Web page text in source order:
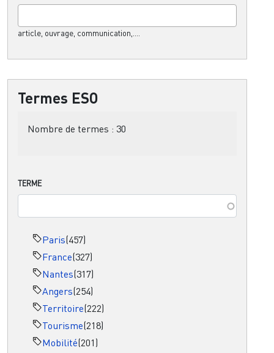
article, ouvrage, communication,....
Termes ESO
Nombre de termes : 30
TERME
Paris(457)
France(327)
Nantes(317)
Angers(254)
Territoire(222)
Tourisme(218)
Mobilité(201)